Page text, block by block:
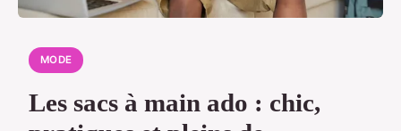
MODE
Les sacs à main ado : chic,